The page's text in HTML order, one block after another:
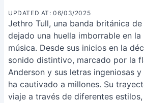
UPDATED AT: 06/03/2025
Jethro Tull, una banda británica
dejado una huella imborrable en
música. Desde sus inicios en la
sonido distintivo, marcado por la
Anderson y sus letras ingeniosas
ha cautivado a millones. Su
viaje a través de diferentes